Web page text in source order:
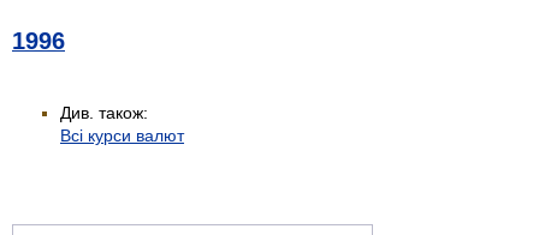
1996
Див. також:
Всі курси валют